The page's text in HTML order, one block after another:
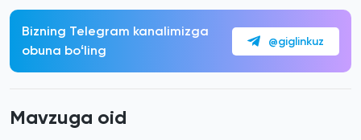
Bizning Telegram kanalimizga
obuna boʻling
@giglinkuz
Mavzuga oid